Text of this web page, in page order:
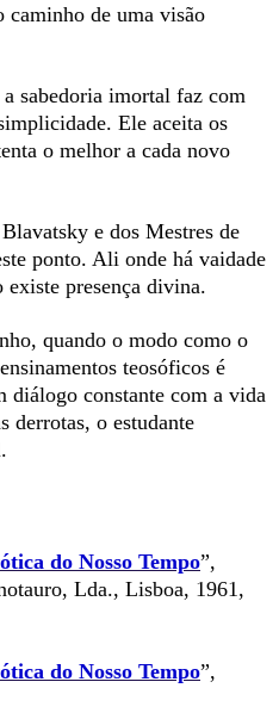
caminho de uma visão
sabedoria imortal faz com
Ele aceita os
o melhor a cada novo
e dos Mestres de
ponto. Ali onde há vaidade
existe presença divina.
quando o modo como o
teosóficos é
diálogo constante com a vida
derrotas, o estudante
do Nosso Tempo”,
Lda., Lisboa, 1961,
do Nosso Tempo”,